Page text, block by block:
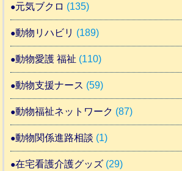
元気ブクロ (135)
動物リハビリ (189)
動物愛護 福祉 (110)
動物支援ナース (59)
動物福祉ネットワーク (87)
動物関係進路相談 (1)
在宅看護介護グッズ (29)